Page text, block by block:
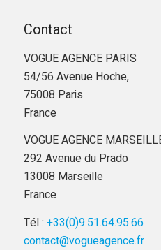
Contact
VOGUE AGENCE PARIS
54/56 Avenue Hoche,
75008 Paris
France
VOGUE AGENCE
292 Avenue du Prado
13008 Marseille
France
Tél : +33(0)9.51.64.95.66
contact@vogueagence.fr